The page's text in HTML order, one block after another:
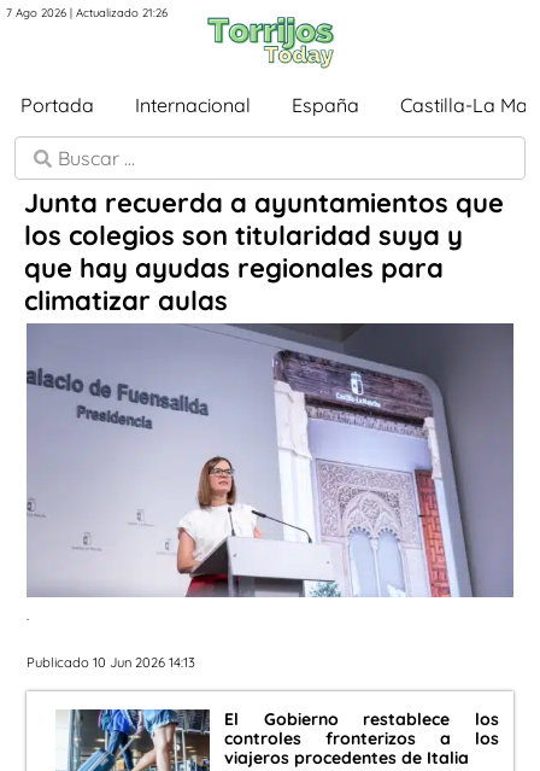
7 Ago 2026 | Actualizado 21:26
Portada Internacional España Castilla-La
Junta recuerda a ayuntamientos que
los colegios son titularidad suya y
que hay ayudas regionales para
climatizar aulas
.
Publicado 10 Jun 2026 14:13
El Gobierno restablece los
controles fronterizos a los
viajeros procedentes de Italia